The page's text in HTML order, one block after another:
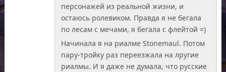
персонажей из реальной жизни, и
остаюсь ролевиком. Правда я не бегала
по лесам с мечами, я бегала с флейтой =)
Начинала я на риалме Stonemaul. Потом
пару-тройку раз переезжала на лругие
риалмы. И я даже не думала, что русские